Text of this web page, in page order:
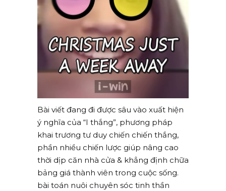
Bài viết đang đi được sâu vào xuất hiện
ý nghĩa của “I thắng”, phương pháp
khai trương tư duy chiến chiến thắng,
phần nhiều chiến lược giúp nâng cao
thời dịp căn nhà cửa & khẳng định chữa
bảng giá thành viên trong cuộc sống.
bài toán nuôi chuyên sóc tinh thần